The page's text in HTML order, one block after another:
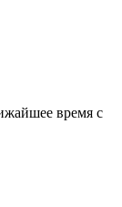
время с